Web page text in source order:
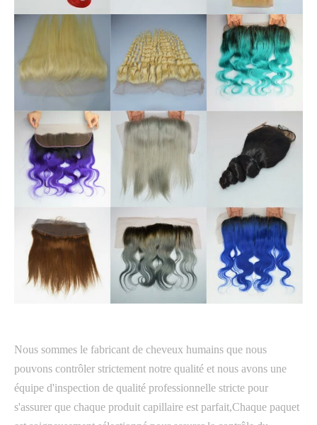
Nous sommes le fabricant de cheveux humains que nous
pouvons contrôler strictement notre qualité et nous avons une
équipe d'inspection de qualité professionnelle stricte pour
s'assurer que chaque produit capillaire est parfait,Chaque paquet